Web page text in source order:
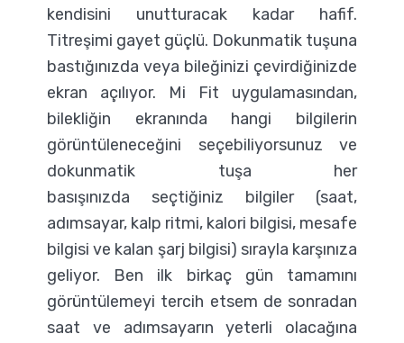
kendisini unutturacak kadar hafif.
Titreşimi gayet güçlü. Dokunmatik tuşuna
bastığınızda veya bileğinizi çevirdiğinizde
ekran açılıyor. Mi Fit uygulamasından,
bilekliğin ekranında hangi bilgilerin
görüntüleneceğini seçebiliyorsunuz ve
dokunmatik tuşa her
basışınızda seçtiğiniz bilgiler (saat,
adımsayar, kalp ritmi, kalori bilgisi, mesafe
bilgisi ve kalan şarj bilgisi) sırayla karşınıza
geliyor. Ben ilk birkaç gün tamamını
görüntülemeyi tercih etsem de sonradan
saat ve adımsayarın yeterli olacağına